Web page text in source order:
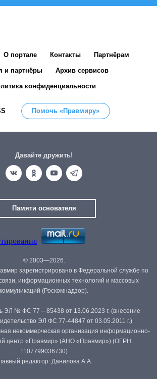
О портале Контакты Партнёрам
и партнёры Архив сервисов
конфиденциальности
Помочь «Правмиру»
Давайте дружить!
Памяти основателя
© 2003—2026.
зарегистрировано в Федеральной службе по
информационных технологий и массовых
коммуникаций (Роскомнадзор).
ЭЛ № ФС 77 – 85438 от 13.06.2023 г. (внесение
ЭЛ ФС 77-44847 от 03.05.2011 г.)
некоммерческая организация информационно-
центр «Правмир» (АНО «Правмир») (ОГРН
1107799036730)
редактор: Данилова А.А.